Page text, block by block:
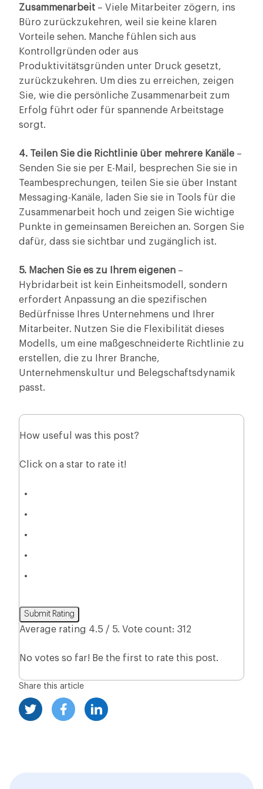
Zusammenarbeit – Viele Mitarbeiter zögern, ins
Büro zurückzukehren, weil sie keine klaren
Vorteile sehen. Manche fühlen sich aus
Kontrollgründen oder aus
Produktivitätsgründen unter Druck gesetzt,
zurückzukehren. Um dies zu erreichen, zeigen
Sie, wie die persönliche Zusammenarbeit zum
Erfolg führt oder für spannende Arbeitstage
sorgt.
4. Teilen Sie die Richtlinie über mehrere Kanäle –
Senden Sie sie per E-Mail, besprechen Sie sie in
Teambesprechungen, teilen Sie sie über Instant
Messaging-Kanäle, laden Sie sie in Tools für die
Zusammenarbeit hoch und zeigen Sie wichtige
Punkte in gemeinsamen Bereichen an. Sorgen Sie
dafür, dass sie sichtbar und zugänglich ist.
5. Machen Sie es zu Ihrem eigenen –
Hybridarbeit ist kein Einheitsmodell, sondern
erfordert Anpassung an die spezifischen
Bedürfnisse Ihres Unternehmens und Ihrer
Mitarbeiter. Nutzen Sie die Flexibilität dieses
Modells, um eine maßgeschneiderte Richtlinie zu
erstellen, die zu Ihrer Branche,
Unternehmenskultur und Belegschaftsdynamik
passt.
How useful was this post?
Click on a star to rate it!
Submit Rating
Average rating 4.5 / 5. Vote count: 312
No votes so far! Be the first to rate this post.
Share this article